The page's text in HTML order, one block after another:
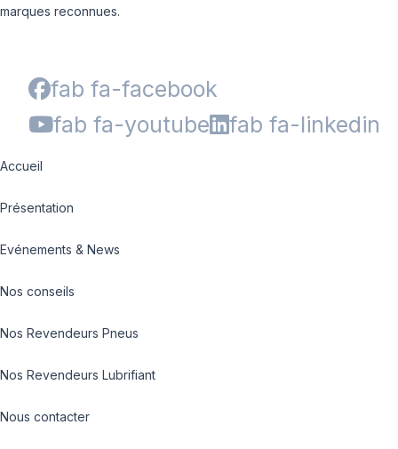
marques reconnues.
fab fa-facebook
fab fa-youtube
fab fa-linkedin
Accueil
Présentation
Evénements & News
Nos conseils
Nos Revendeurs Pneus
Nos Revendeurs Lubrifiant
Nous contacter